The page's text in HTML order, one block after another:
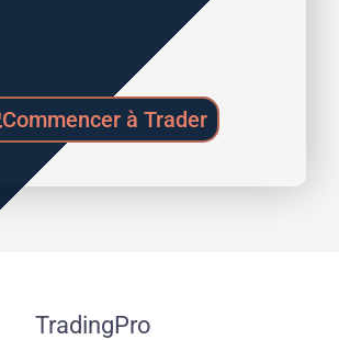
Commencer à Trader
TradingPro